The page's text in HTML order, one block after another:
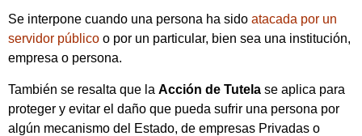
Se interpone cuando una persona ha sido atacada por un
servidor público o por un particular, bien sea una institución,
empresa o persona.
También se resalta que la Acción de Tutela se aplica para
proteger y evitar el daño que pueda sufrir una persona por
algún mecanismo del Estado, de empresas Privadas o